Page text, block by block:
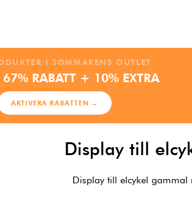
I SOMMARENS OUTLET
67% RABATT + 10% EXTRA
AKTIVERA RABATTEN →
Display till
Display till elcykel gammal